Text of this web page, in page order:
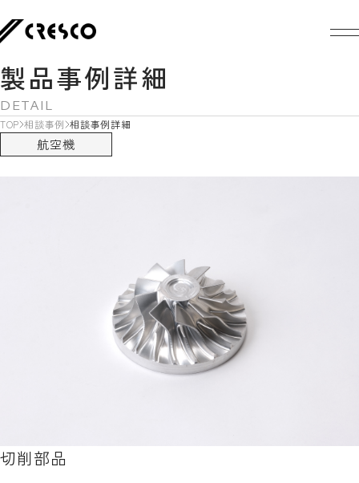
製品事例詳細
DETAIL
TOP 相談事例 相談事例詳細
航空機
切削部品